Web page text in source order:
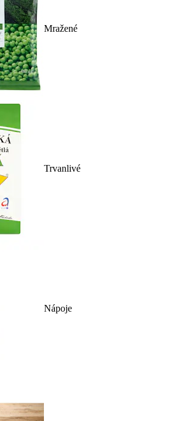
Mražené
Trvanlivé
Nápoje